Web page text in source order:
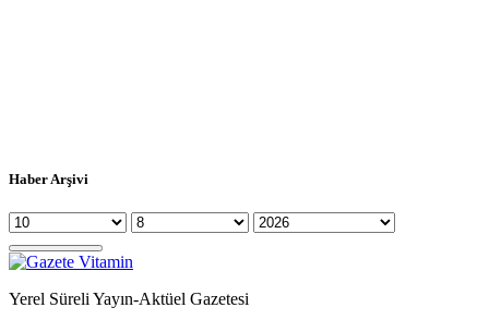
Haber Arşivi
Yerel Süreli Yayın-Aktüel Gazetesi